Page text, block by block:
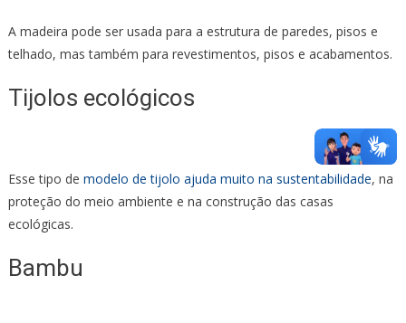
A madeira pode ser usada para a estrutura de paredes, pisos e
telhado, mas também para revestimentos, pisos e acabamentos.
Tijolos ecológicos
Esse tipo de modelo de tijolo ajuda muito na sustentabilidade, na
proteção do meio ambiente e na construção das casas
ecológicas.
Bambu